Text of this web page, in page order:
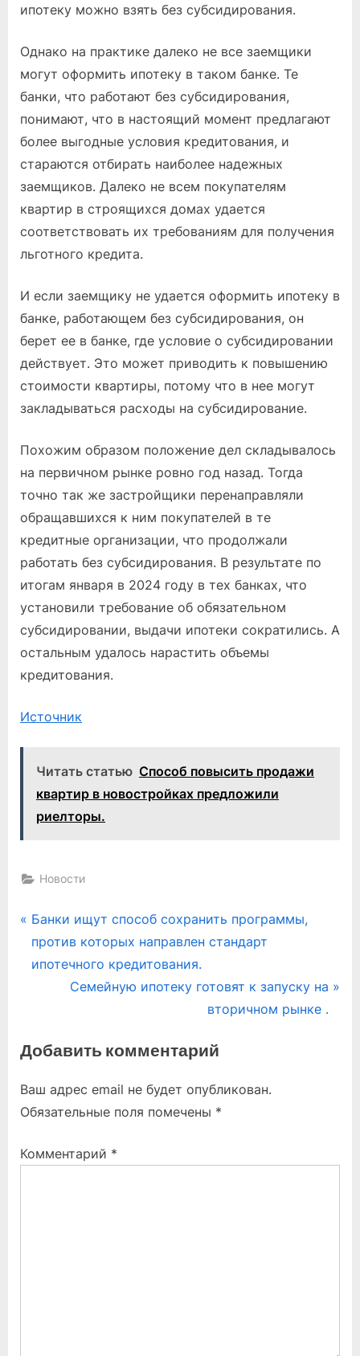
ипотеку можно взять без субсидирования.
Однако на практике далеко не все заемщики
могут оформить ипотеку в таком банке. Те
банки, что работают без субсидирования,
понимают, что в настоящий момент предлагают
более выгодные условия кредитования, и
стараются отбирать наиболее надежных
заемщиков. Далеко не всем покупателям
квартир в строящихся домах удается
соответствовать их требованиям для получения
льготного кредита.
И если заемщику не удается оформить ипотеку в
банке, работающем без субсидирования, он
берет ее в банке, где условие о субсидировании
действует. Это может приводить к повышению
стоимости квартиры, потому что в нее могут
закладываться расходы на субсидирование.
Похожим образом положение дел складывалось
на первичном рынке ровно год назад. Тогда
точно так же застройщики перенаправляли
обращавшихся к ним покупателей в те
кредитные организации, что продолжали
работать без субсидирования. В результате по
итогам января в 2024 году в тех банках, что
установили требование об обязательном
субсидировании, выдачи ипотеки сократились. А
остальным удалось нарастить объемы
кредитования.
Источник
Читать статью Способ повысить продажи
квартир в новостройках предложили
риелторы.
Новости
Навигация
по
записям
P
r
e
u
P
o
t
Банки ищут способ сохранить программы,
против которых направлен стандарт
ипотечного кредитования.
N
t
o
s
:
Семейную ипотеку готовят к запуску на
вторичном рынке .
Добавить комментарий
Ваш адрес email не будет опубликован.
Обязательные поля помечены *
Комментарий *